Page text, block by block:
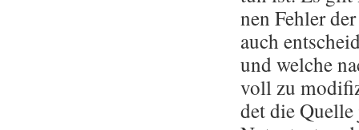
nen Feh­ler
auch
und wel­che
voll zu
det die